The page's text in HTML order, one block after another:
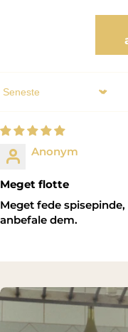
Sort by
Anonym
Meget flotte
Meget fede
anbefale dem.